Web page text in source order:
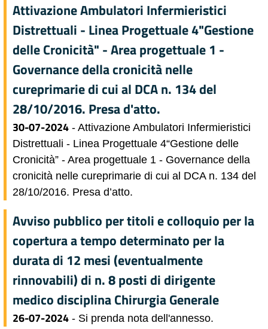
Attivazione Ambulatori Infermieristici
Distrettuali - Linea Progettuale 4"Gestione
delle Cronicità" - Area progettuale 1 -
Governance della cronicità nelle
cureprimarie di cui al DCA n. 134 del
28/10/2016. Presa d'atto.
30-07-2024 - Attivazione Ambulatori Infermieristici
Distrettuali - Linea Progettuale 4“Gestione delle
Cronicità” - Area progettuale 1 - Governance della
cronicità nelle cureprimarie di cui al DCA n. 134 del
28/10/2016. Presa d’atto.
Avviso pubblico per titoli e colloquio per la
copertura a tempo determinato per la
durata di 12 mesi (eventualmente
rinnovabili) di n. 8 posti di dirigente
medico disciplina Chirurgia Generale
26-07-2024 - Si prenda nota dell'annesso.